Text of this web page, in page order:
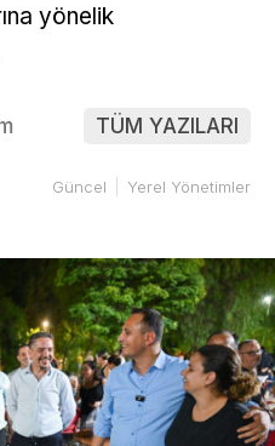
yönelik
TÜM YAZILARI
Güncel Yerel Yönetimler